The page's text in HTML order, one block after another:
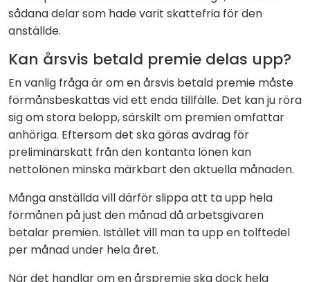
sådana delar som hade varit skattefria för den
anställde.
Kan årsvis betald premie delas upp?
En vanlig fråga är om en årsvis betald premie måste
förmånsbeskattas vid ett enda tillfälle. Det kan ju röra
sig om stora belopp, särskilt om premien omfattar
anhöriga. Eftersom det ska göras avdrag för
preliminärskatt från den kontanta lönen kan
nettolönen minska märkbart den aktuella månaden.
Många anställda vill därför slippa att ta upp hela
förmånen på just den månad då arbetsgivaren
betalar premien. Istället vill man ta upp en tolftedel
per månad under hela året.
När det handlar om en årspremie ska dock hela